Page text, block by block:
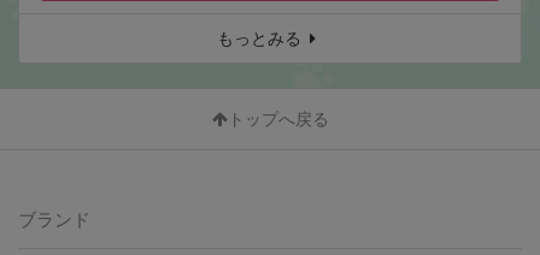
もっとみる
トップへ戻る
ブランド